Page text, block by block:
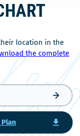
location in the
the complete